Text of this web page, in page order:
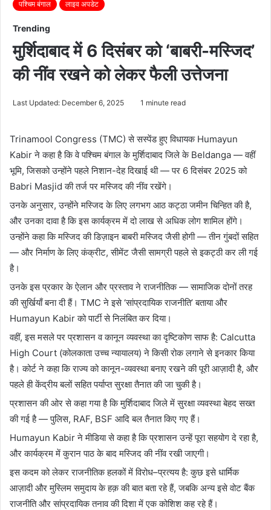
पश्चिम बंगाल लाइव अपडेट
Trending
मुर्शिदाबाद में 6 दिसंबर को ‘बाबरी-मस्जिद’
की नींव रखने को लेकर फैली उत्तेजना
Last Updated: December 6, 2025 1 minute read
Trinamool Congress (TMC) से सस्पेंड हुए विधायक Humayun
Kabir ने कहा है कि वे पश्चिम बंगाल के मुर्शिदाबाद जिले के Beldanga — वहीं
भूमि, जिसको उन्होंने पहले निशान-देह दिखाई थी — पर 6 दिसंबर 2025 को
Babri Masjid की तर्ज पर मस्जिद की नींव रखेंगे।
उनके अनुसार, उन्होंने मस्जिद के लिए लगभग आठ कट्ठा जमीन चिन्हित की है,
और उनका दावा है कि इस कार्यक्रम में दो लाख से अधिक लोग शामिल होंगे।
उन्होंने कहा कि मस्जिद की डिज़ाइन बाबरी मस्जिद जैसी होगी — तीन गुंबदों सहित
— और निर्माण के लिए कंक्रीट, सीमेंट जैसी सामग्री पहले से इकट्ठी कर ली गई
है।
उनके इस प्रकार के ऐलान और प्रस्ताव ने राजनीतिक — सामाजिक दोनों तरह
की सुर्खियाँ बना दी हैं। TMC ने इसे ‘सांप्रदायिक राजनीति’ बताया और
Humayun Kabir को पार्टी से निलंबित कर दिया।
वहीं, इस मसले पर प्रशासन व कानून व्यवस्था का दृष्टिकोण साफ है: Calcutta
High Court (कोलकाता उच्च न्यायालय) ने किसी रोक लगाने से इनकार किया
है। कोर्ट ने कहा कि राज्य को कानून-व्यवस्था बनाए रखने की पूरी आज़ादी है, और
पहले ही केंद्रीय बलों सहित पर्याप्त सुरक्षा तैनात की जा चुकी है।
प्रशासन की ओर से कहा गया है कि मुर्शिदाबाद जिले में सुरक्षा व्यवस्था बेहद सख्त
की गई है — पुलिस, RAF, BSF आदि बल तैनात किए गए हैं।
Humayun Kabir ने मीडिया से कहा है कि प्रशासन उन्हें पूरा सहयोग दे रहा है,
और कार्यक्रम में कुरान पाठ के बाद मस्जिद की नींव रखी जाएगी।
इस कदम को लेकर राजनीतिक हलकों में विरोध–प्रत्यय है: कुछ इसे धार्मिक
आज़ादी और मुस्लिम समुदाय के हक़ की बात बता रहे हैं, जबकि अन्य इसे वोट बैंक
राजनीति और सांप्रदायिक तनाव की दिशा में एक कोशिश कह रहे हैं।